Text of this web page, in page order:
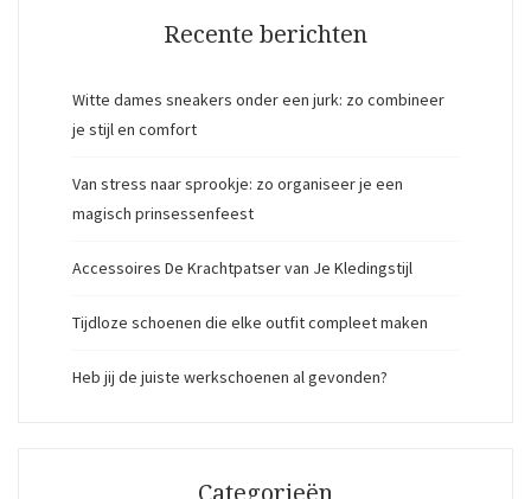
Recente berichten
Witte dames sneakers onder een jurk: zo combineer
je stijl en comfort
Van stress naar sprookje: zo organiseer je een
magisch prinsessenfeest
Accessoires De Krachtpatser van Je Kledingstijl
Tijdloze schoenen die elke outfit compleet maken
Heb jij de juiste werkschoenen al gevonden?